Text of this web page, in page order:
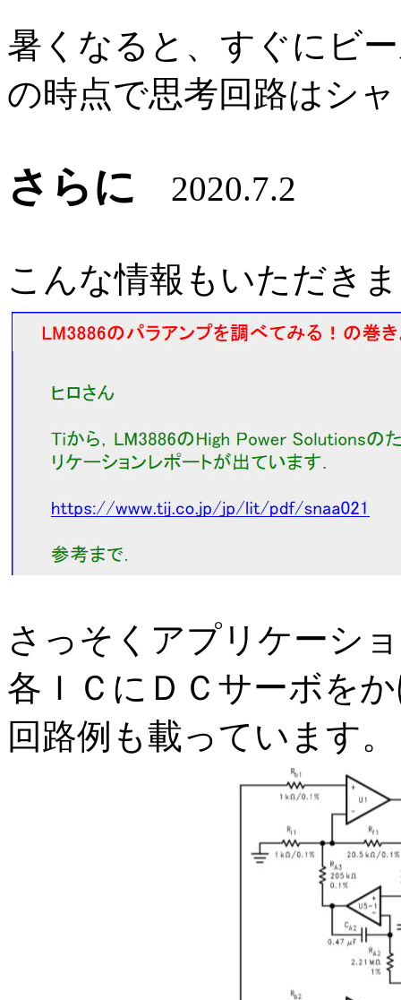
暑くなると、すぐにビ
の時点で思考回路はシ
さらに 2020.7.2
こんな情報もいただき
さっそくアプリケーシ
各ＩＣにＤＣサーボを
回路例も載っています。